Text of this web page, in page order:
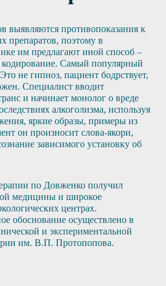
выявляются противопоказания к
препаратов, поэтому в
им предлагают иной способ –
кодирование. Самый популярный
не гипноз, пациент бодрствует,
Специалист вводит
и начинает монолог о вреде
алкоголизма, используя
яркие образы, примеры из
он произносит слова-якори,
зависимого установку об
по Довженко получил
медицины и широкое
центрах.
обоснование осуществлено в
и экспериментальной
им. В.П. Протопопова.